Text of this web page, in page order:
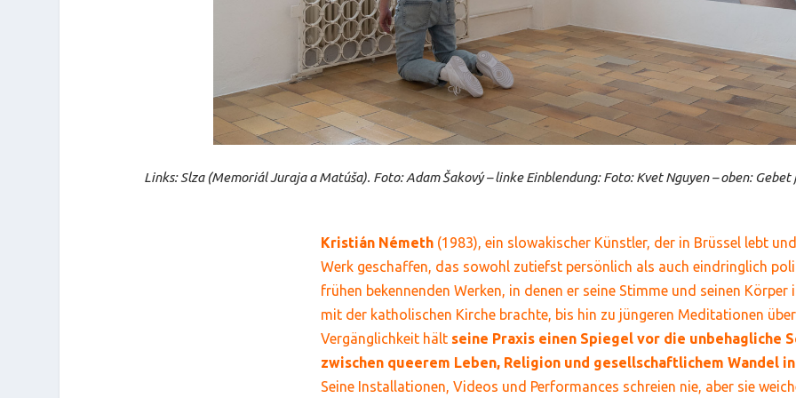
Links: Slza (Memoriál Juraja a Matúša). Foto: Adam Šakový – linke Einblendung: Foto: Kvet Nguyen – oben:
Kristián Németh (1983), ein slowakischer Künstler, der in Brüssel lebt
Werk geschaffen, das sowohl zutiefst persönlich als auch eindringlich
frühen bekennenden Werken, in denen er seine Stimme und seinen
mit der katholischen Kirche brachte, bis hin zu jüngeren Meditationen
Vergänglichkeit hält seine Praxis einen Spiegel vor die unbehagliche
zwischen queerem Leben, Religion und gesellschaftlichem Wandel
Seine Installationen, Videos und Performances schreien nie, aber sie